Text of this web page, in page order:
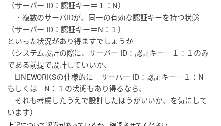
（サーバー ID：認証キー＝１：N）
・複数のサーバIDが、同一の有効な認証キーを持つ状態
（サーバー ID：認証キー＝N：１）
といった状況があり得ますでしょうか
（システム設計の際に、サーバー ID：認証キー＝１：１のみ
である前提で設計していいか、
LINEWORKSの仕様的に サーバー ID：認証キー＝１：N
もしくは N：１の状態もあり得るなら、
それも考慮したうえで設計したほうがいいか、を気にして
います）